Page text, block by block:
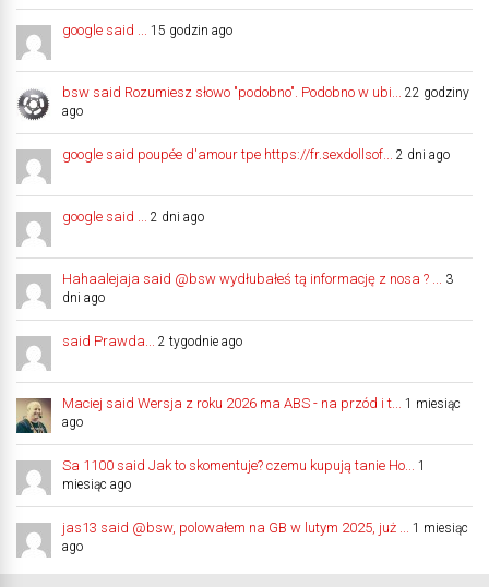
google said ... 15 godzin ago
bsw said Rozumiesz słowo "podobno". Podobno w ubi...
22 godziny
ago
google said poupée d'amour tpe https://fr.sexdollsof... 2 dni ago
google said ... 2 dni ago
Hahaalejaja said @bsw wydłubałeś tą informację z nosa ? ...
3
dni ago
said Prawda... 2 tygodnie ago
Maciej said Wersja z roku 2026 ma ABS - na przód i t...
1 miesiąc
ago
Sa 1100 said Jak to skomentuje? czemu kupują tanie Ho...
1
miesiąc ago
jas13 said @bsw, polowałem na GB w lutym 2025, już ...
1 miesiąc
ago